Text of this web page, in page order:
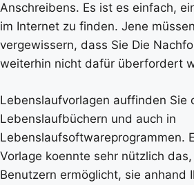
Anschreibens. Es ist es einfach,
im Internet zu finden. Jene
vergewissern, dass Sie Die
weiterhin nicht dafür überfordert
Lebenslaufvorlagen auffinden Sie
Lebenslaufbüchern und auch in
Lebenslaufsoftwareprogrammen.
Vorlage koennte sehr nützlich
Benutzern ermöglicht, sie anhand